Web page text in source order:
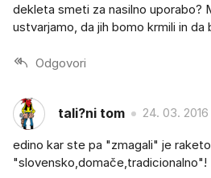
dekleta smeti za nasilno uporabo?
ustvarjamo, da jih bomo krmili in da
Odgovori
tali?ni tom 24. 03. 2016
edino kar ste pa "zmagali" je
"slovensko,domače,tradicionalno"!